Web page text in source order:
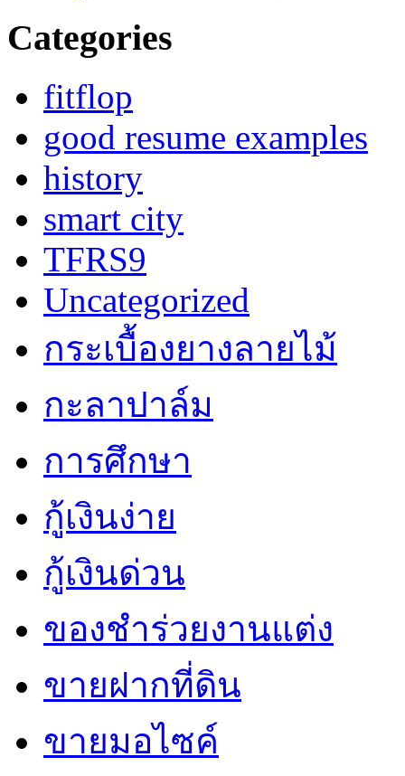
Categories
fitflop
good resume examples
history
smart city
TFRS9
Uncategorized
กระเบื้องยางลายไม้
กะลาปาล์ม
การศึกษา
กู้เงินง่าย
กู้เงินด่วน
ของชำร่วยงานแต่ง
ขายฝากที่ดิน
ขายมอไซค์